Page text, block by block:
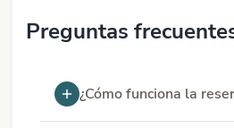
Preguntas
¿Cómo funciona la